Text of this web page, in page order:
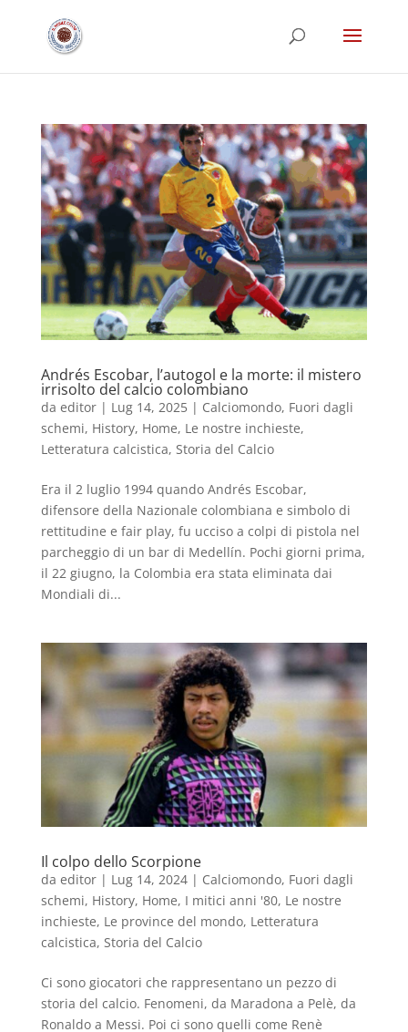
Andrés Escobar, l’autogol e la morte: il mistero
irrisolto del calcio colombiano
da editor| Lug 14, 2025| Calciomondo, Fuori dagli
schemi, History, Home, Le nostre inchieste,
Letteratura calcistica, Storia del Calcio
Era il 2 luglio 1994 quando Andrés Escobar,
difensore della Nazionale colombiana e simbolo di
rettitudine e fair play, fu ucciso a colpi di pistola nel
parcheggio di un bar di Medellín. Pochi giorni prima,
il 22 giugno, la Colombia era stata eliminata dai
Mondiali di...
Il colpo dello Scorpione
da editor| Lug 14, 2024| Calciomondo, Fuori dagli
schemi, History, Home, I mitici anni '80, Le nostre
inchieste, Le province del mondo, Letteratura
calcistica, Storia del Calcio
Ci sono giocatori che rappresentano un pezzo di
storia del calcio. Fenomeni, da Maradona a Pelè, da
Ronaldo a Messi. Poi ci sono quelli come Renè